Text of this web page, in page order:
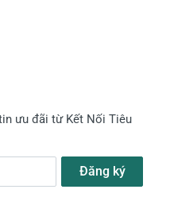
ưu đãi từ Kết Nối Tiêu
Đăng ký